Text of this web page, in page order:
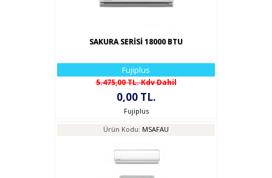
SAKURA SERİSİ 18000 BTU
Fujiplus
5.475,00 TL. Kdv Dahil
0,00 TL.
Fujiplus
Ürün Kodu: MSAFAU